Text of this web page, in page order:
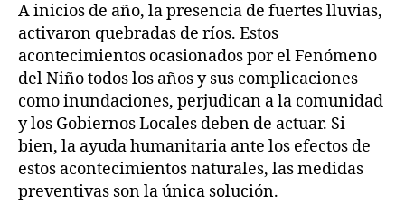
A inicios de año, la presencia de fuertes lluvias,
activaron quebradas de ríos. Estos
acontecimientos ocasionados por el Fenómeno
del Niño todos los años y sus complicaciones
como inundaciones, perjudican a la comunidad
y los Gobiernos Locales deben de actuar. Si
bien, la ayuda humanitaria ante los efectos de
estos acontecimientos naturales, las medidas
preventivas son la única solución.